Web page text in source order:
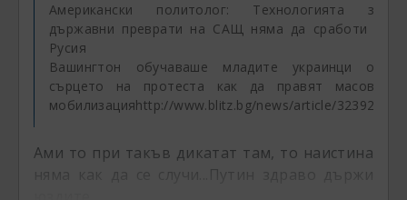
Американски политолог: Технологията за
държавни преврати на САЩ няма да сработи в
Русия
Вашингтон обучаваше младите украинци от
сърцето на протеста как да правят масова
мобилизацияhttp://www.blitz.bg/news/article/323923
Ами то при такъв дикатат там, то наистина
няма как да се случи...Путин здраво държи